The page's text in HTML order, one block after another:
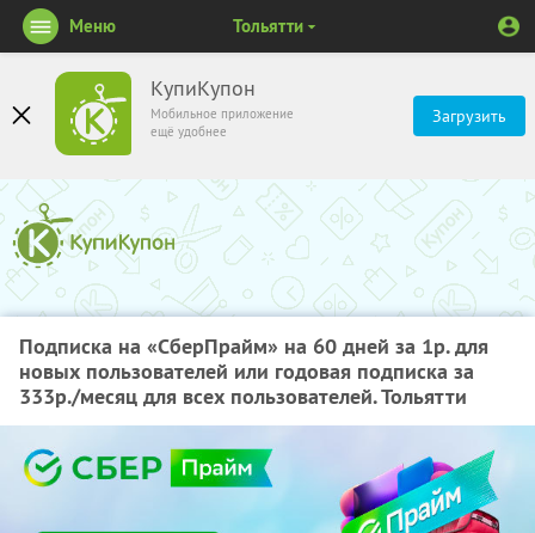
КупиКупон
Мобильное приложение
ещё удобнее
Загрузить
Меню Тольятти
Подписка на «СберПрайм» на 60 дней за 1р. для
новых пользователей или годовая подписка за
333р./месяц для всех пользователей. Тольятти